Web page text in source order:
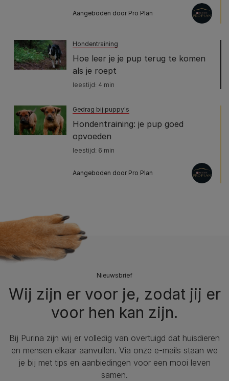
Aangeboden door Pro Plan
Hondentraining
Hoe leer je je pup terug te komen
als je roept
leestijd: 4 min
Gedrag bij puppy's
Hondentraining: je pup goed
opvoeden
leestijd: 6 min
Aangeboden door Pro Plan
Nieuwsbrief
Wij zijn er voor je, zodat jij er
voor hen kan zijn.
Bij Purina zijn wij er volledig van overtuigd dat huisdieren
en mensen elkaar aanvullen. Via onze e-mails staan we
je bij met tips en aanbiedingen voor een mooi leven
samen.